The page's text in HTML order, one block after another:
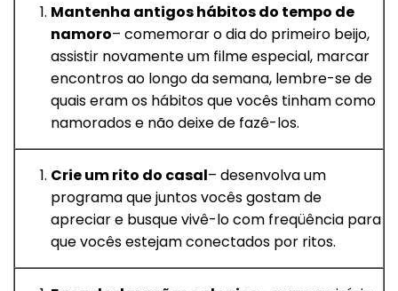
Mantenha antigos hábitos do tempo de
namoro– comemorar o dia do primeiro beijo,
assistir novamente um filme especial, marcar
encontros ao longo da semana, lembre-se de
quais eram os hábitos que vocês tinham como
namorados e não deixe de fazê-los.
Crie um rito do casal– desenvolva um
programa que juntos vocês gostam de
apreciar e busque vivê-lo com freqüência para
que vocês estejam conectados por ritos.